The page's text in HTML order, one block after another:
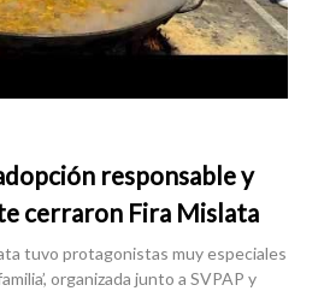
responsable y
cerraron Fira Mislata
tuvo protagonistas muy especiales
organizada junto a SVPAP y